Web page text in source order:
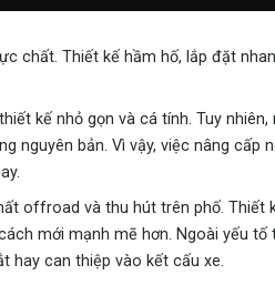
chất. Thiết kế hầm hố, lắp đặt
kế nhỏ gọn và cá tính. Tuy
nguyên bản. Vì vậy, việc nâng
offroad và thu hút trên phố.
mới mạnh mẽ hơn. Ngoài yếu
hay can thiệp vào kết cấu xe.